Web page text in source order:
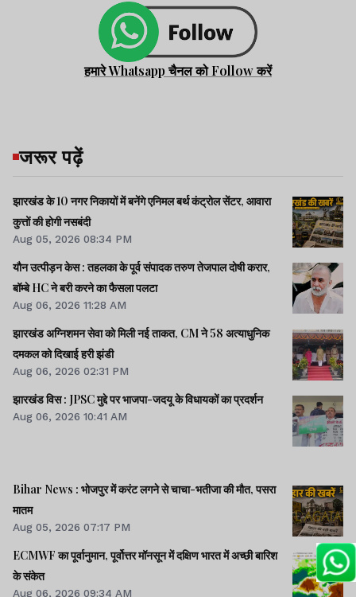
हमारे Whatsapp चैनल को Follow करें
जरूर पढ़ें
झारखंड के 10 नगर निकायों में बनेंगे एनिमल बर्थ कंट्रोल सेंटर, आवारा
कुत्तों की होगी नसबंदी
Aug 05, 2026 08:34 PM
यौन उत्पीड़न केस : तहलका के पूर्व संपादक तरुण तेजपाल दोषी करार,
बॉम्बे HC ने बरी करने का फैसला पलटा
Aug 06, 2026 11:28 AM
झारखंड अग्निशमन सेवा को मिली नई ताकत, CM ने 58 अत्याधुनिक
दमकल को दिखाई हरी झंडी
Aug 06, 2026 02:31 PM
झारखंड विस : JPSC मुद्दे पर भाजपा-जदयू के विधायकों का प्रदर्शन
Aug 06, 2026 10:41 AM
Bihar News : भोजपुर में करंट लगने से चाचा-भतीजा की मौत, पसरा
मातम
Aug 05, 2026 07:17 PM
ECMWF का पूर्वानुमान, पूर्वोत्तर मॉनसून में दक्षिण भारत में अच्छी बारिश
के संकेत
Aug 06, 2026 09:34 AM